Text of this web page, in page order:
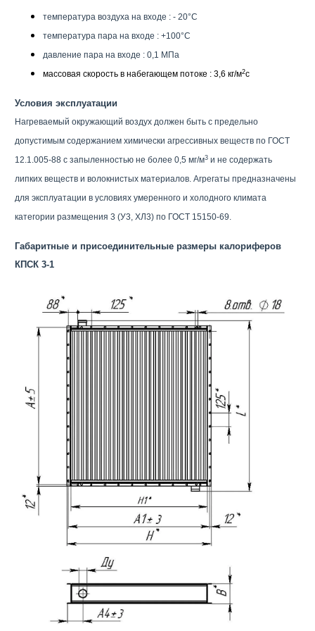
температура воздуха на входе : - 20°С
температура пара на входе : +100°С
давление пара на входе : 0,1 МПа
массовая скорость в набегающем потоке : 3,6 кг/м2с
Условия эксплуатации
Нагреваемый окружающий воздух должен быть с предельно
допустимым содержанием химически агрессивных веществ по ГОСТ
12.1.005-88 с запыленностью не более 0,5 мг/м3и не содержать
липких веществ и волокнистых материалов. Агрегаты предназначены
для эксплуатации в условиях умеренного и холодного климата
категории размещения 3 (У3, ХЛ3) по ГОСТ 15150-69.
Габаритные и присоединительные размеры калориферов
КПСК 3-1